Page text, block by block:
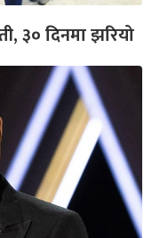
३० दिनमा झरियो